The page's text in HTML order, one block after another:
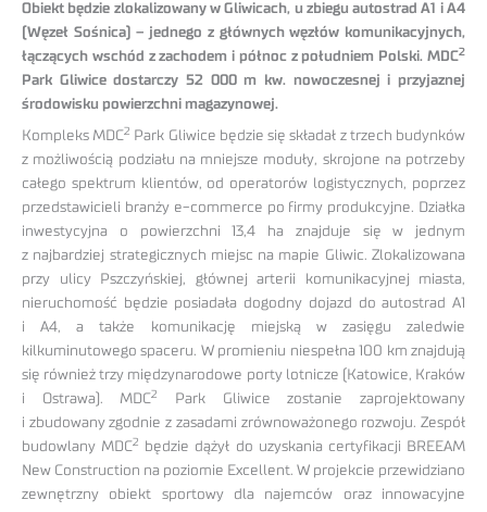
Obiekt będzie zlokalizowany w Gliwicach, u zbiegu autostrad A1 i A4
(Węzeł Sośnica) – jednego z głównych węzłów komunikacyjnych,
łączących wschód z zachodem i północ z południem Polski. MDC2
Park Gliwice dostarczy 52 000 m kw. nowoczesnej i przyjaznej
środowisku powierzchni magazynowej.
Kompleks MDC2 Park Gliwice będzie się składał z trzech budynków
z możliwością podziału na mniejsze moduły, skrojone na potrzeby
całego spektrum klientów, od operatorów logistycznych, poprzez
przedstawicieli branży e-commerce po firmy produkcyjne. Działka
inwestycyjna o powierzchni 13,4 ha znajduje się w jednym
z najbardziej strategicznych miejsc na mapie Gliwic. Zlokalizowana
przy ulicy Pszczyńskiej, głównej arterii komunikacyjnej miasta,
nieruchomość będzie posiadała dogodny dojazd do autostrad A1
i A4, a także komunikację miejską w zasięgu zaledwie
kilkuminutowego spaceru. W promieniu niespełna 100 km znajdują
się również trzy międzynarodowe porty lotnicze (Katowice, Kraków
i Ostrawa). MDC2
Park Gliwice zostanie zaprojektowany
i zbudowany zgodnie z zasadami zrównoważonego rozwoju. Zespół
budowlany MDC2
będzie dążył do uzyskania certyfikacji BREEAM
New Construction na poziomie Excellent. W projekcie przewidziano
zewnętrzny obiekt sportowy dla najemców oraz innowacyjne